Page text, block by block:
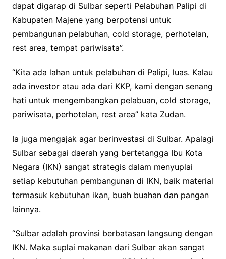
dapat digarap di Sulbar seperti Pelabuhan Palipi di
Kabupaten Majene yang berpotensi untuk
pembangunan pelabuhan, cold storage, perhotelan,
rest area, tempat pariwisata”.
“Kita ada lahan untuk pelabuhan di Palipi, luas. Kalau
ada investor atau ada dari KKP, kami dengan senang
hati untuk mengembangkan pelabuan, cold storage,
pariwisata, perhotelan, rest area” kata Zudan.
Ia juga mengajak agar berinvestasi di Sulbar. Apalagi
Sulbar sebagai daerah yang bertetangga Ibu Kota
Negara (IKN) sangat strategis dalam menyuplai
setiap kebutuhan pembangunan di IKN, baik material
termasuk kebutuhan ikan, buah buahan dan pangan
lainnya.
“Sulbar adalah provinsi berbatasan langsung dengan
IKN. Maka suplai makanan dari Sulbar akan sangat